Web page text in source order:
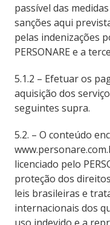
passível das
sanções aqui
pelas indenizações
PERSONARE e a
5.1.2 – Efetuar os
aquisição dos
seguintes supra.
5.2. – O conteúdo
licenciado pelo
proteção dos
leis brasileiras e
internacionais dos